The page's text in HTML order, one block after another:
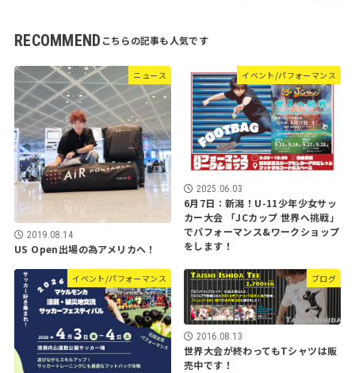
RECOMMEND
ニュース
2019.08.14
US Open出場の為アメリカへ！
イベント/パフォーマンス
2025.06.03
6月7日：新潟！U-11少年少女サッ
カー大会 「JCカップ 世界へ挑戦」
でパフォーマンス&ワークショップ
をします！
イベント/パフォーマンス ブログ
2016.08.13
世界大会が終わってもTシャツは販
売中です！